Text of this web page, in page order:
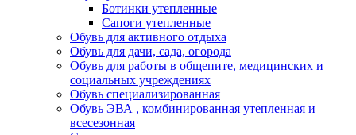
Ботинки утепленные
Сапоги утепленные
Обувь для активного отдыха
Обувь для дачи, сада, огорода
Обувь для работы в общепите, медицинских и
социальных учреждениях
Обувь специализированная
Обувь ЭВА , комбинированная утепленная и
всесезонная